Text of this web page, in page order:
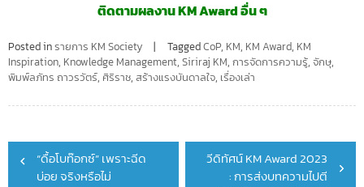
ติดตามผลงาน KM Award อื่น ๆ
Posted inรายการ KM Society TaggedCoP, KM, KM Award, KM
Inspiration, Knowledge Management, Siriraj KM, การจัดการความรู้, จักษุ,
พิมพ์ลภัทร ถาวรวัตร์, ศิริราช, สร้างแรงบันดาลใจ, เรื่องเล่า
Post
navigation
“ดื้อโบท๊อกซ์” เพราะฉีด
บ่อย จริงหรือไม่
วีดิทัศน์ KM Award 2023
: การส่งบทความไปตี